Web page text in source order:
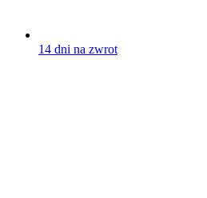
14 dni na zwrot